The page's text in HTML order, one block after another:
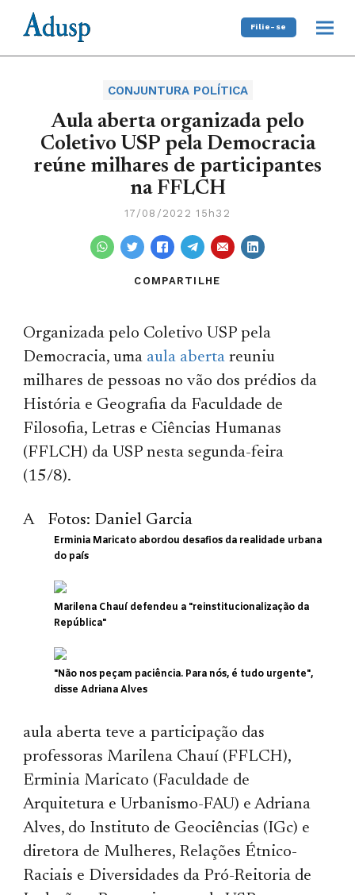
Filie-se
CONJUNTURA POLÍTICA
Aula aberta organizada pelo
Coletivo USP pela Democracia
reúne milhares de participantes
na FFLCH
17/08/2022 15h32
COMPARTILHE
Organizada pelo Coletivo USP pela
Democracia, uma aula aberta reuniu
milhares de pessoas no vão dos prédios da
História e Geografia da Faculdade de
Filosofia, Letras e Ciências Humanas
(FFLCH) da USP nesta segunda-feira
(15/8).
Fotos: Daniel Garcia
Erminia Maricato abordou desafios da realidade urbana
do país
Marilena Chauí defendeu a "reinstitucionalização da
República"
"Não nos peçam paciência. Para nós, é tudo urgente",
disse Adriana Alves
A
aula aberta teve a participação das
professoras Marilena Chauí (FFLCH),
Erminia Maricato (Faculdade de
Arquitetura e Urbanismo-FAU) e Adriana
Alves, do Instituto de Geociências (IGc) e
diretora de Mulheres, Relações Étnico-
Raciais e Diversidades da Pró-Reitoria de